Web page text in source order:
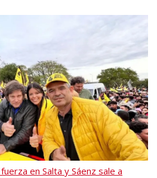
en Salta y Sáenz sale a